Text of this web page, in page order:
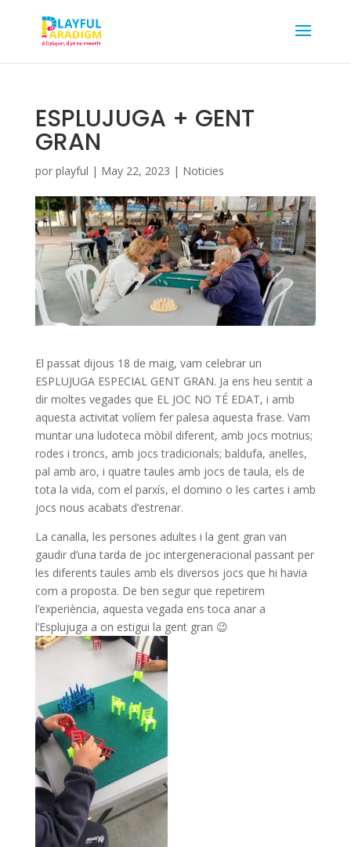
ESPLUJUGA + GENT
GRAN
por playful | May 22, 2023 | Noticies
El passat dijous 18 de maig, vam celebrar un
ESPLUJUGA ESPECIAL GENT GRAN. Ja ens heu sentit a
dir moltes vegades que EL JOC NO TÉ EDAT, i amb
aquesta activitat volíem fer palesa aquesta frase. Vam
muntar una ludoteca mòbil diferent, amb jocs motrius;
rodes i troncs, amb jocs tradicionals; baldufa, anelles,
pal amb aro, i quatre taules amb jocs de taula, els de
tota la vida, com el parxís, el domino o les cartes i amb
jocs nous acabats d’estrenar.
La canalla, les persones adultes i la gent gran van
gaudir d’una tarda de joc intergeneracional passant per
les diferents taules amb els diversos jocs que hi havia
com a proposta. De ben segur que repetirem
l’experiència, aquesta vegada ens toca anar a
l’Esplujuga a on estigui la gent gran 😉